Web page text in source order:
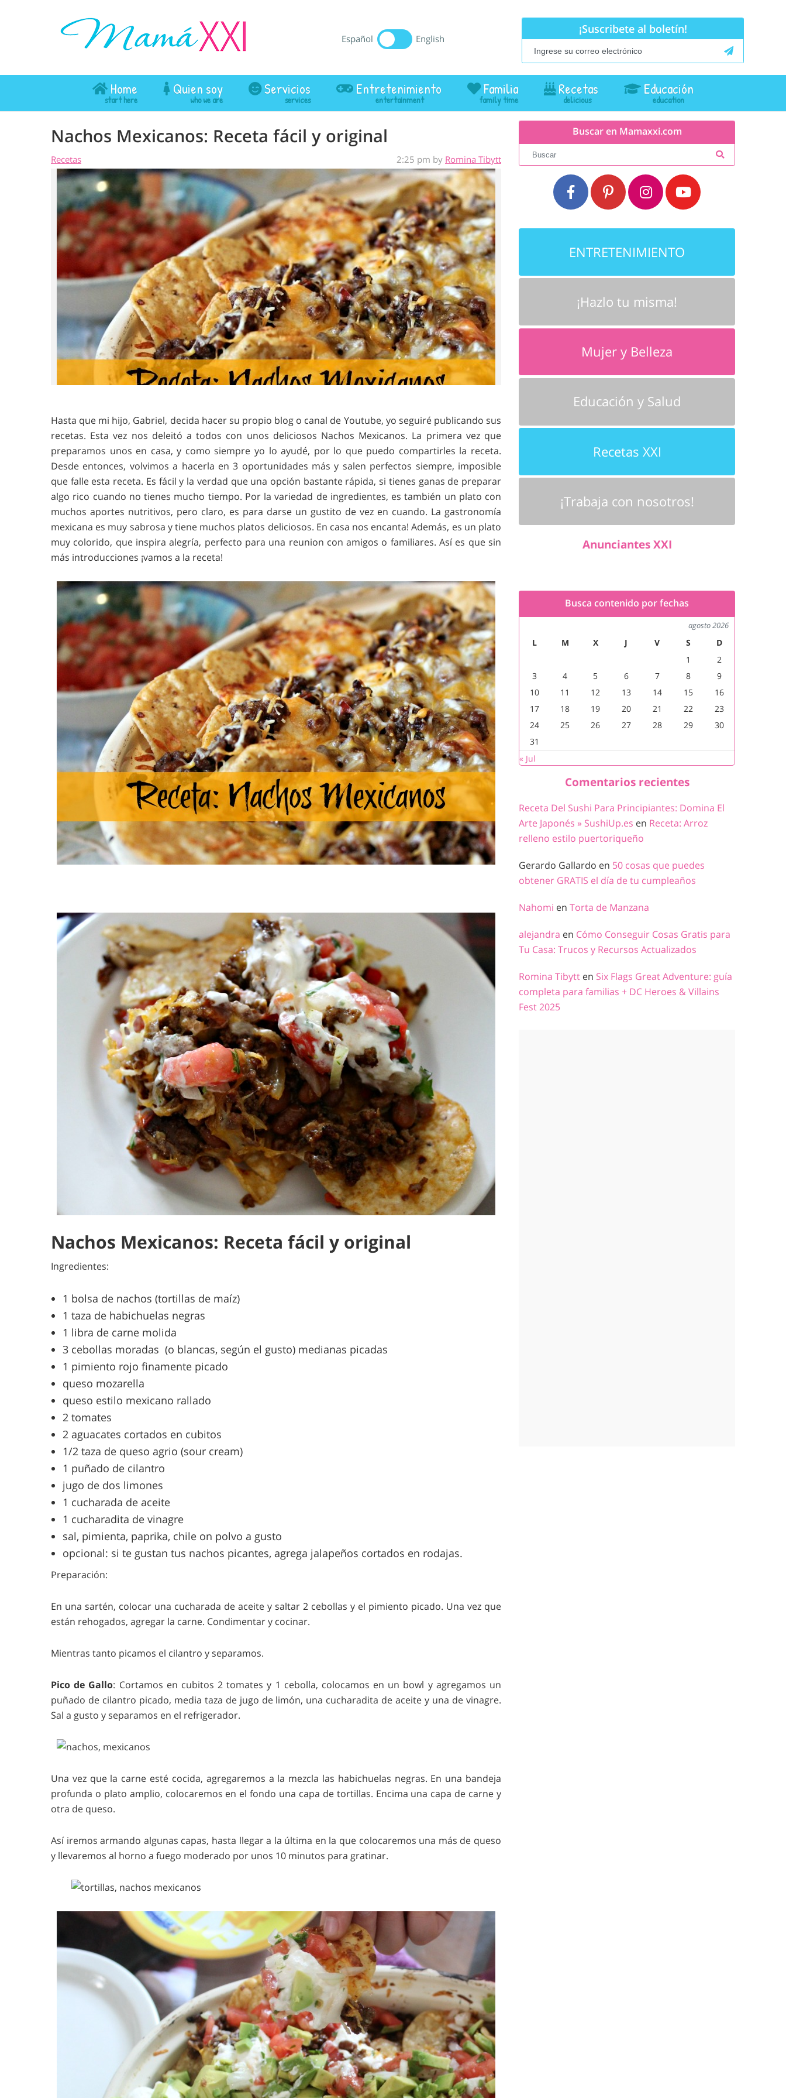
Español English
¡Suscribete al boletín!
Home Quien soy Servicios Entretenimiento Familia Recetas Educación
Nachos Mexicanos: Receta fácil y original
Recetas 2:25 pm by Romina Tibytt
Hasta que mi hijo, Gabriel, decida hacer su propio blog o canal de Youtube, yo seguiré publicando sus
recetas. Esta vez nos deleitó a todos con unos deliciosos Nachos Mexicanos. La primera vez que
preparamos unos en casa, y como siempre yo lo ayudé, por lo que puedo compartirles la receta.
Desde entonces, volvimos a hacerla en 3 oportunidades más y salen perfectos siempre, imposible
que falle esta receta. Es fácil y la verdad que una opción bastante rápida, si tienes ganas de preparar
algo rico cuando no tienes mucho tiempo. Por la variedad de ingredientes, es también un plato con
muchos aportes nutritivos, pero claro, es para darse un gustito de vez en cuando. La gastronomía
mexicana es muy sabrosa y tiene muchos platos deliciosos. En casa nos encanta! Además, es un plato
muy colorido, que inspira alegría, perfecto para una reunion con amigos o familiares. Así es que sin
más introducciones ¡vamos a la receta!
Nachos Mexicanos: Receta fácil y original
Ingredientes:
1 bolsa de nachos (tortillas de maíz)
1 taza de habichuelas negras
1 libra de carne molida
3 cebollas moradas (o blancas, según el gusto) medianas picadas
1 pimiento rojo finamente picado
queso mozarella
queso estilo mexicano rallado
2 tomates
2 aguacates cortados en cubitos
1/2 taza de queso agrio (sour cream)
1 puñado de cilantro
jugo de dos limones
1 cucharada de aceite
1 cucharadita de vinagre
sal, pimienta, paprika, chile on polvo a gusto
opcional: si te gustan tus nachos picantes, agrega jalapeños cortados en rodajas.
Preparación:
En una sartén, colocar una cucharada de aceite y saltar 2 cebollas y el pimiento picado. Una vez que
están rehogados, agregar la carne. Condimentar y cocinar.
Mientras tanto picamos el cilantro y separamos.
Pico de Gallo: Cortamos en cubitos 2 tomates y 1 cebolla, colocamos en un bowl y agregamos un
puñado de cilantro picado, media taza de jugo de limón, una cucharadita de aceite y una de vinagre.
Sal a gusto y separamos en el refrigerador.
Una vez que la carne esté cocida, agregaremos a la mezcla las habichuelas negras. En una bandeja
profunda o plato amplio, colocaremos en el fondo una capa de tortillas. Encima una capa de carne y
otra de queso.
Así iremos armando algunas capas, hasta llegar a la última en la que colocaremos una más de queso
y llevaremos al horno a fuego moderado por unos 10 minutos para gratinar.
Buscar en Mamaxxi.com
ENTRETENIMIENTO
¡Hazlo tu misma!
Mujer y Belleza
Educación y Salud
Recetas XXI
¡Trabaja con nosotros!
Anunciantes XXI
Busca contenido por fechas
agosto 2026
L M X J V S
D
1
2
3
4 5 6 7 8
9
10
11 12 13 14 15
16
17
18 19 20 21 22
23
24
25 26 27 28 29
30
31
« Jul
Comentarios recientes
Receta Del Sushi Para Principiantes: Domina El
Arte Japonés » SushiUp.es en Receta: Arroz
relleno estilo puertoriqueño
Gerardo Gallardo en 50 cosas que puedes
obtener GRATIS el día de tu cumpleaños
Nahomi en Torta de Manzana
alejandra en Cómo Conseguir Cosas Gratis para
Tu Casa: Trucos y Recursos Actualizados
Romina Tibytt en Six Flags Great Adventure: guía
completa para familias + DC Heroes & Villains
Fest 2025